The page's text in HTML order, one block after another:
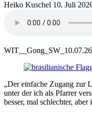
Heiko Kuschel 10. Juli
„Der einfache Zugang zur
unter der ich als Pfarrer
besser, mal schlechter, aber